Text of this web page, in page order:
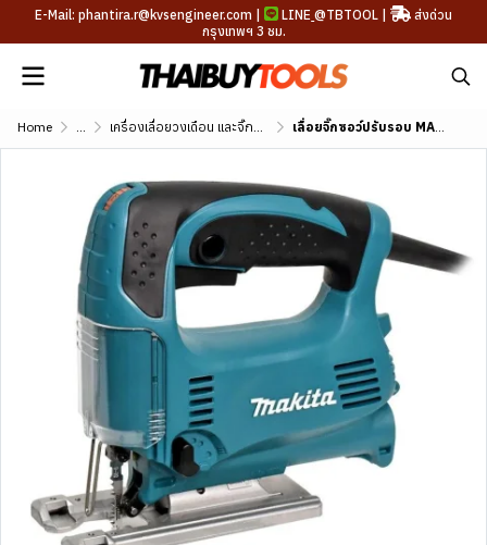
E-Mail: phantira.r@kvsengineer.com | LINE @TBTOOL |
ส่งด่วน
กรุงเทพฯ 3 ชม.
Home ... เครื่องเลื่อยวงเดือน และจิ๊กซอว์ เลื่อยจิ๊กซอว์ปรับรอบ MAKITA รุ่น 4329